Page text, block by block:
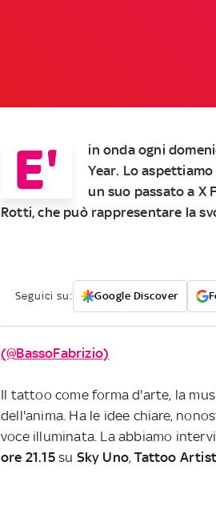
E' in onda ogni
Year. Lo aspettiamo
un suo passato a X
Rotti, che può rappresentare la
Seguici su: Google Discover
(@BassoFabrizio)
Il tattoo come forma d'arte, la
dell'anima. Ha le idee chiare,
voce illuminata. La abbiamo
ore 21.15su Sky Uno,Tattoo